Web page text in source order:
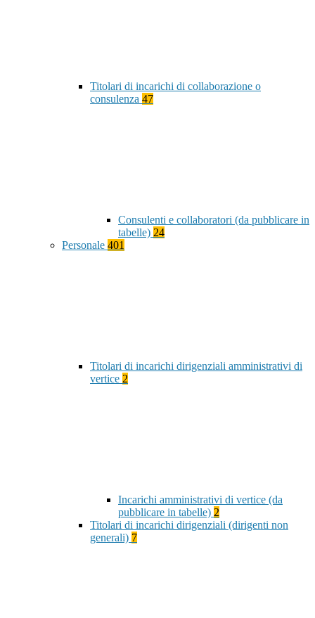
Titolari di incarichi di collaborazione o
consulenza 47
Consulenti e collaboratori (da pubblicare in
tabelle) 24
Personale 401
Titolari di incarichi dirigenziali amministrativi di
vertice 2
Incarichi amministrativi di vertice (da
pubblicare in tabelle) 2
Titolari di incarichi dirigenziali (dirigenti non
generali) 7